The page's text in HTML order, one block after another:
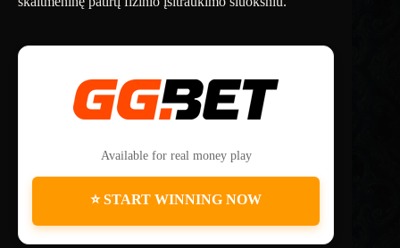
Available for real money play
⭐ START WINNING NOW